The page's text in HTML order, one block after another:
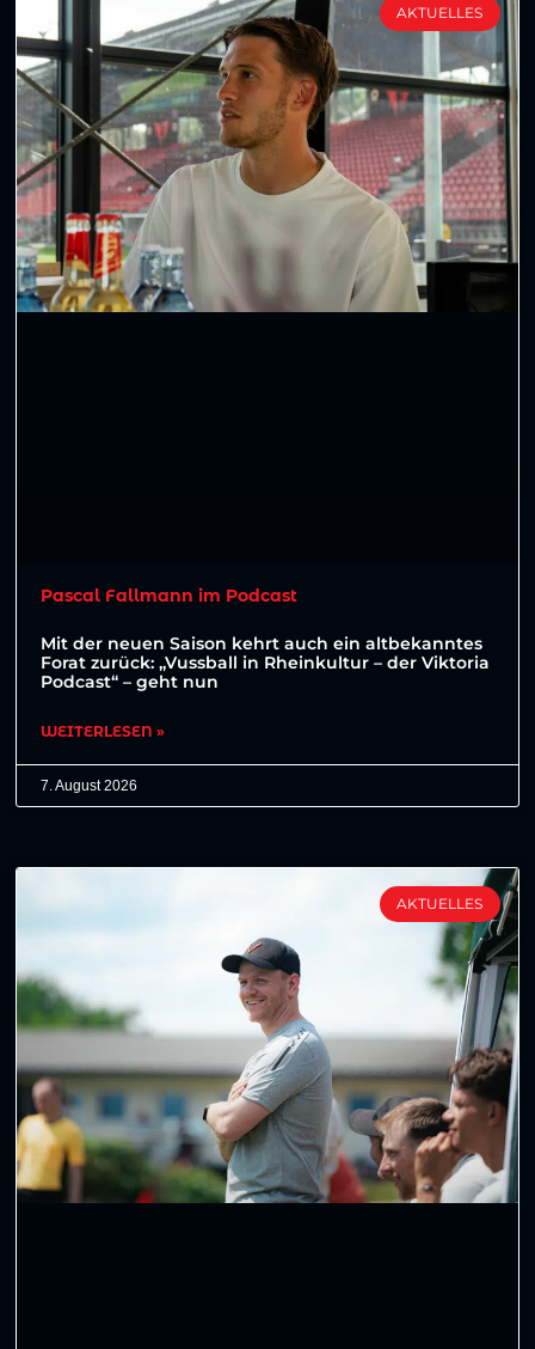
AKTUELLES
Pascal Fallmann im Podcast
Mit der neuen Saison kehrt auch ein altbekanntes
Forat zurück: „Vussball in Rheinkultur – der Viktoria
Podcast“ – geht nun
WEITERLESEN »
7. August 2026
AKTUELLES